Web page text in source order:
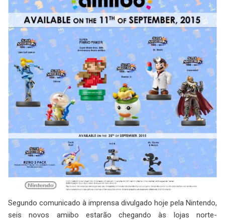
Segundo comunicado à imprensa divulgado hoje pela Nintendo,
seis novos amiibo estarão chegando às lojas norte-